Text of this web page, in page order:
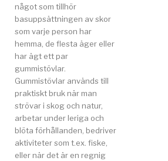
något som tillhör
basuppsättningen av skor
som varje person har
hemma, de flesta äger eller
har ägt ett par
gummistövlar.
Gummistövlar används till
praktiskt bruk när man
strövar i skog och natur,
arbetar under leriga och
blöta förhållanden, bedriver
aktiviteter som t.ex. fiske,
eller när det är en regnig